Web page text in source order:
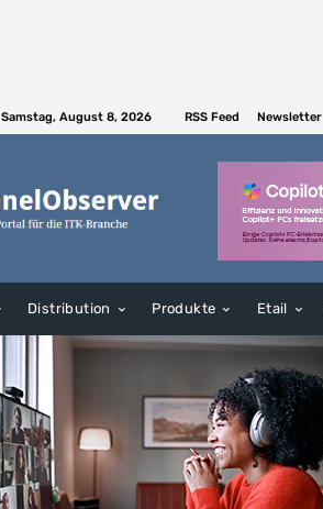
Samstag, August 8, 2026 RSS Feed Newsletter
Distribution Produkte Etail